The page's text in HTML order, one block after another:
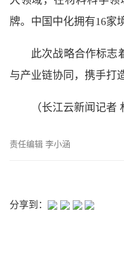
牌。中国中化拥有16家
此次战略合作标志
与产业链协同，携手打
（长江云新闻记者
责任编辑 李小涵
分享到：